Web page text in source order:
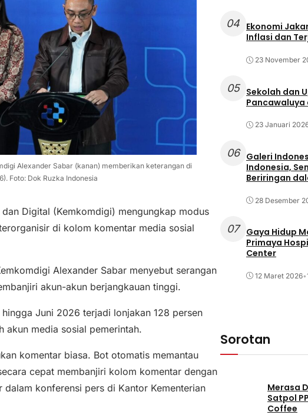
Alexander Sabar (kanan) memberikan keterangan di
Foto: Dok Ruzka Indonesia
dan Digital (Kemkomdigi) mengungkap modus
di kolom komentar media sosial
Alexander Sabar menyebut serangan
akun-akun berjangkauan tinggi.
Juni 2026 terjadi lonjakan 128 persen
akun media sosial pemerintah.
komentar biasa. Bot otomatis memantau
cepat membanjiri kolom komentar dengan
konferensi pers di Kantor Kementerian
04 Ekonomi
Inflasi dan
23 November
05
Sekolah dan
Pancawaluya
23 Januari
06
Galeri
Indonesia,
Beriringan
28 Desember
07
Gaya Hidup
Primaya
Center
12 Maret 2026•
Sorotan
Merasa
Satpol
Coffee